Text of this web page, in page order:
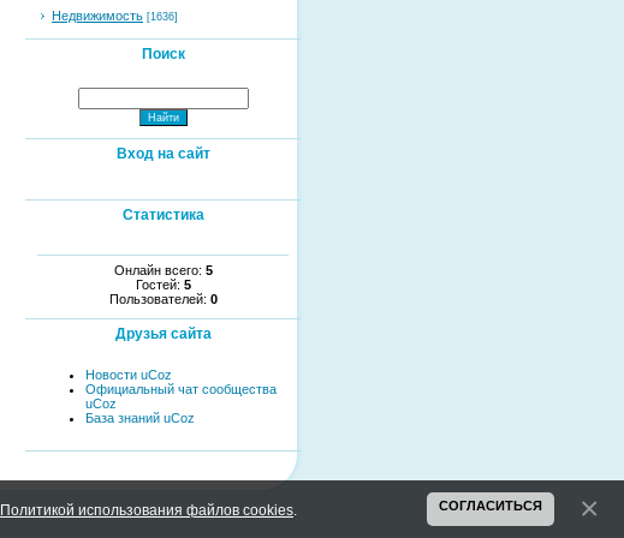
Недвижимость [1636]
Поиск
Вход на сайт
Статистика
Онлайн всего: 5
Гостей: 5
Пользователей: 0
Друзья сайта
Новости uCoz
Официальный чат сообщества
uCoz
База знаний uCoz
Политикой использования файлов cookies СОГЛАСИТЬСЯ